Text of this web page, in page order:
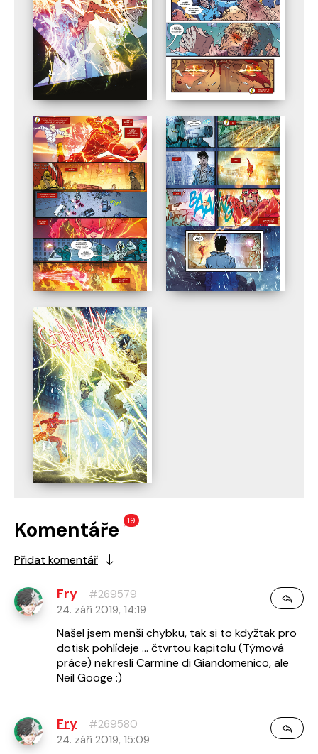
Komentáře 19
Přidat komentář
Fry
#269579
24. září 2019, 14:19
Našel jsem menší chybku, tak si to kdyžtak pro
dotisk pohlídeje ... čtvrtou kapitolu (Týmová
práce) nekreslí Carmine di Giandomenico, ale
Neil Googe :)
Fry
#269580
24. září 2019, 15:09